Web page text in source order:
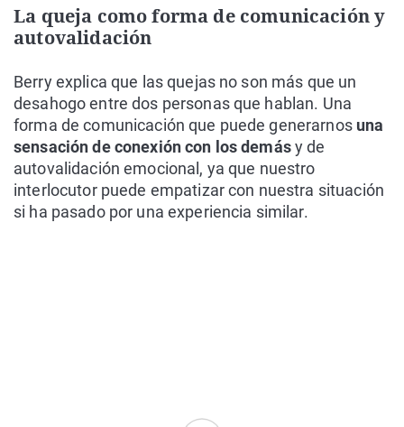
La queja como forma de comunicación y
autovalidación
Berry explica que las quejas no son más que un
desahogo entre dos personas que hablan. Una
forma de comunicación que puede generarnosuna
sensación de conexión con los demásy de
autovalidación emocional, ya que nuestro
interlocutor puede empatizar con nuestra situación
si ha pasado por una experiencia similar.